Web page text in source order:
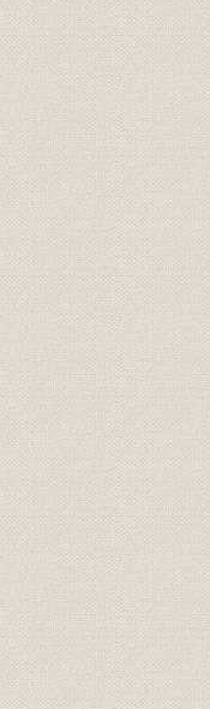
五 拡大するフィ
フィルム素材
敦賀フイルム
日本マグファ
「インライン
六 急がれる「
電子産業への
情報記録媒体
電子材料・回
機能性樹脂「
エンジニアリ
ペットボトル
印刷材料事業
自動車資材用